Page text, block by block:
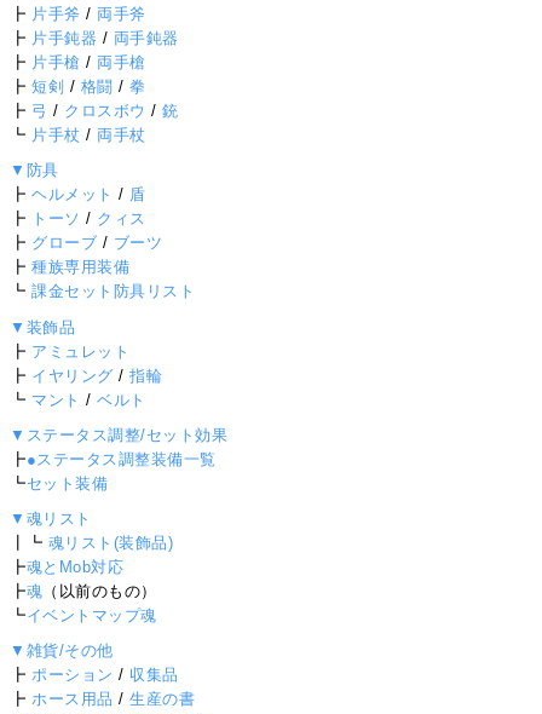
┣ 片手斧 / 両手斧
┣ 片手鈍器 / 両手鈍器
┣ 片手槍 / 両手槍
┣短剣 / 格闘 /拳
┣ 弓 / クロスボウ /銃
┗ 片手杖 / 両手杖
▼防具
┣ヘルメット / 盾
┣ トーソ / クィス
┣ グローブ / ブーツ
┣種族専用装備
┗課金セット防具リスト
▼装飾品
┣ アミュレット
┣ イヤリング /指輪
┗ マント /ベルト
▼ステータス調整/セット効果
┣●ステータス調整装備一覧
┗セット装備
▼魂リスト
┃┗ 魂リスト(装飾品)
┣魂とMob対応
┣魂 （以前のもの）
┗イベントマップ魂
▼雑貨/その他
┣ ポーション / 収集品
┣ ホース用品 /生産の書